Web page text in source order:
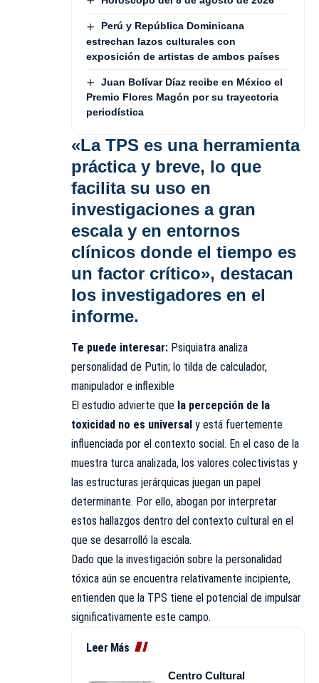
Perú y República Dominicana
estrechan lazos culturales con
exposición de artistas de ambos países
Juan Bolívar Díaz recibe en México el
Premio Flores Magón por su trayectoria
periodística
«La TPS es una herramienta
práctica y breve, lo que
facilita su uso en
investigaciones a gran
escala y en entornos
clínicos donde el tiempo es
un factor crítico», destacan
los investigadores en el
informe.
Te puede interesar: Psiquiatra analiza
personalidad de Putin; lo tilda de calculador,
manipulador e inflexible
El estudio advierte que la percepción de la
toxicidad no es universal y está fuertemente
influenciada por el contexto social. En el caso de la
muestra turca analizada, los valores colectivistas y
las estructuras jerárquicas juegan un papel
determinante. Por ello, abogan por interpretar
estos hallazgos dentro del contexto cultural en el
que se desarrolló la escala.
Dado que la investigación sobre la personalidad
tóxica aún se encuentra relativamente incipiente,
entienden que la TPS tiene el potencial de impulsar
significativamente este campo.
Leer Más
Centro Cultural